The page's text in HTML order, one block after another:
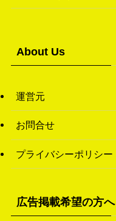
(38)
(26)
(46)
(49)
About Us
運営元
お問合せ
プライバシーポリシー
広告掲載希望の方へ